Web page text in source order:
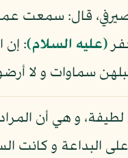
قال: سمعت
(عليه السلام): إن
سماوات و لا
لطيفة، و هي أن
البداعة و